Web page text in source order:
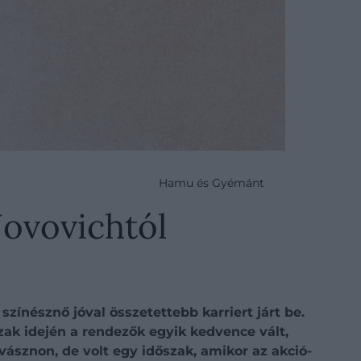
Hamu és Gyémánt
jóval összetettebb karriert járt be.
idején a rendezők egyik kedvence vált,
de volt egy időszak, amikor az akció-